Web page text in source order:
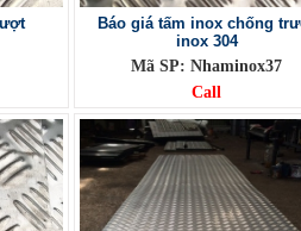
Báo giá tấm inox chống
inox 304
Mã SP: Nhaminox37
Call